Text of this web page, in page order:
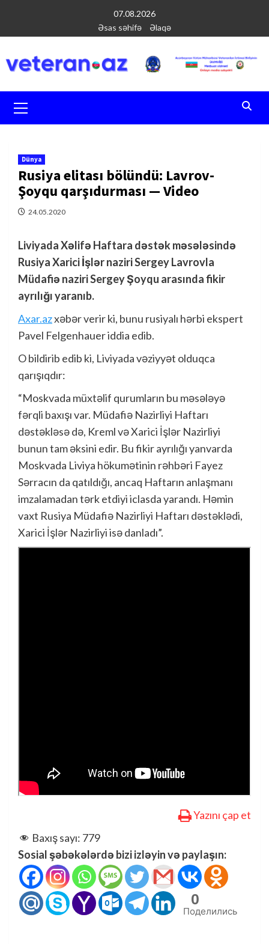
содержимому
07.08.2026
Əsas səhifə
Əlaqə
меню
Dünya
Rusiya elitası bölündü: Lavrov-
Şoyqu qarşıdurması — Video
24.05.2020
Liviyada Xəlifə Haftara dəstək məsələsində
Rusiya Xarici İşlər naziri Sergey Lavrovla
Müdafiə naziri Sergey Şoyqu arasında fikir
ayrılığı yaranıb.
Axar.azxəbər verir ki, bunu rusiyalı hərbi ekspert
Pavel Felgenhauer iddia edib.
O bildirib edib ki, Liviyada vəziyyət olduqca
qarışıqdır:
“Moskvada müxtəlif qurumların bu məsələyə
fərqli baxışı var. Müdafiə Nazirliyi Haftarı
dəstəkləsə də, Kreml və Xarici İşlər Nazirliyi
bunun tam əksini edir. Bu fikir ayrılığı yanvarda
Moskvada Liviya hökumətinin rəhbəri Fayez
Sərracın da qatıldığı, ancaq Haftarın anlaşmanı
imzalamadan tərk etdiyi iclasda yarandı. Həmin
vaxt Rusiya Müdafiə Nazirliyi Haftarı dəstəklədi,
Xarici İşlər Nazirliyi isə danladı”.
Yazını çap et
Baxış sayı: 779
Sosial şəbəkələrdə bizi izləyin və paylaşın:
0
Поделились